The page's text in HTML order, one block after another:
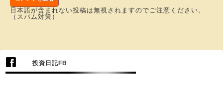
日本語が含まれない投稿は無視されますのでご注意ください。
（スパム対策）
投資日記FB